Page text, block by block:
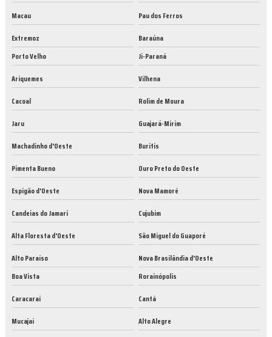
Macau
Pau dos Ferros
Extremoz
Baraúna
Porto Velho
Ji-Paraná
Ariquemes
Vilhena
Cacoal
Rolim de Moura
Jaru
Guajará-Mirim
Machadinho d'Oeste
Buritis
Pimenta Bueno
Ouro Preto do Oeste
Espigão d'Oeste
Nova Mamoré
Candeias do Jamari
Cujubim
Alta Floresta d'Oeste
São Miguel do Guaporé
Alto Paraíso
Nova Brasilândia d'Oeste
Boa Vista
Rorainópolis
Caracaraí
Cantá
Mucajaí
Alto Alegre